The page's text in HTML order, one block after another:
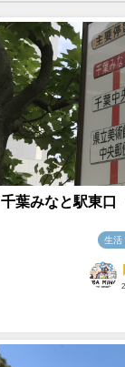
千葉みなと駅東口
生活